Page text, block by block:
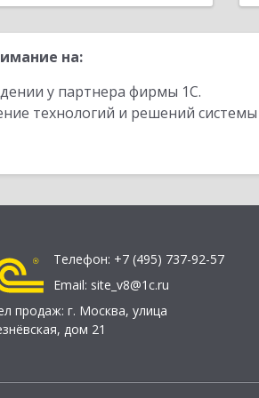
на:
у партнера фирмы 1С.
технологий и решений
Телефон: +7 (495) 737-92-57
Email: site_v8@1c.ru
продаж: г. Москва, улица
дом 21